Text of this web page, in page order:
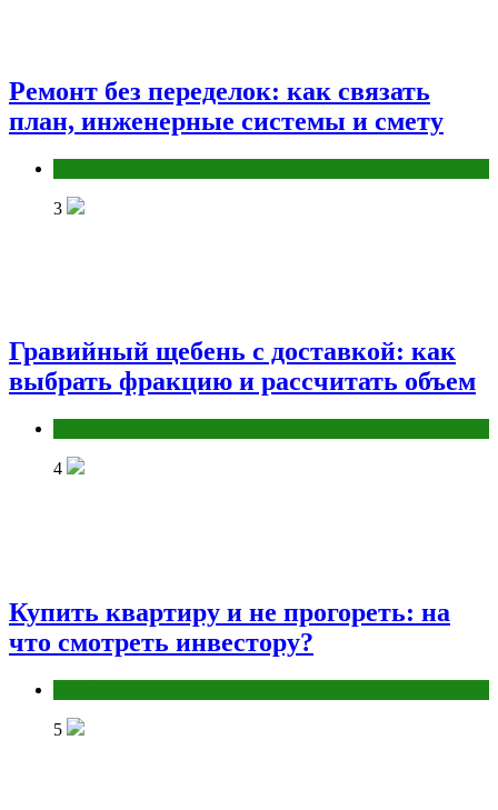
Ремонт без переделок: как связать
план, инженерные системы и смету
3
Гравийный щебень с доставкой: как
выбрать фракцию и рассчитать объем
4
Купить квартиру и не прогореть: на
что смотреть инвестору?
5